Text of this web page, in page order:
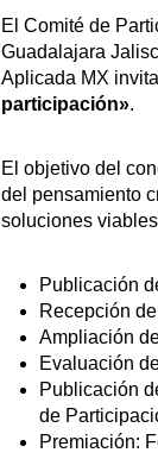
El Comité de
Guadalajara
Aplicada MX
participación».
El objetivo del
del pensamiento
soluciones
Publicación
Recepción
Ampliación
Evaluación
Publicación
de
Premiación: